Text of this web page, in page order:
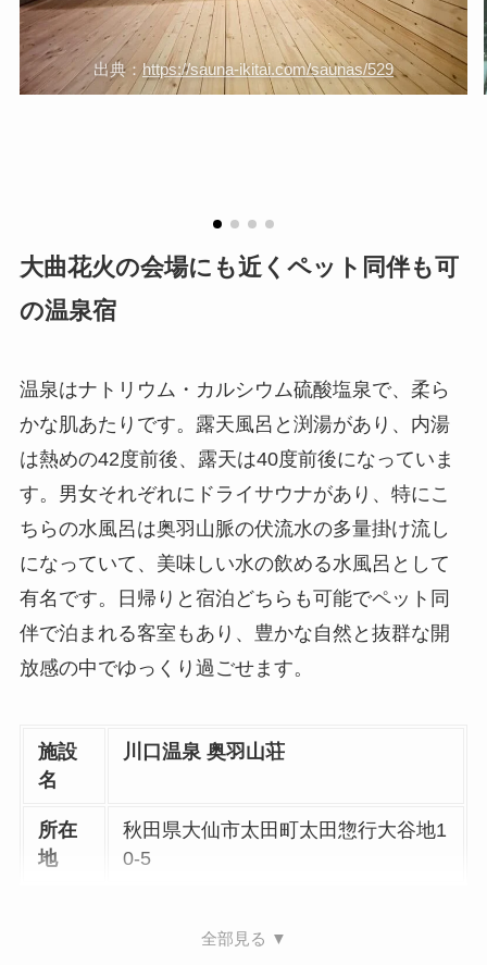
出典：https://sauna-ikitai.com/saunas/529
大曲花火の会場にも近くペット同伴も可
の温泉宿
温泉はナトリウム・カルシウム硫酸塩泉で、柔ら
かな肌あたりです。露天風呂と渕湯があり、内湯
は熱めの42度前後、露天は40度前後になっていま
す。男女それぞれにドライサウナがあり、特にこ
ちらの水風呂は奥羽山脈の伏流水の多量掛け流し
になっていて、美味しい水の飲める水風呂として
有名です。日帰りと宿泊どちらも可能でペット同
伴で泊まれる客室もあり、豊かな自然と抜群な開
放感の中でゆっくり過ごせます。
施設
名
川口温泉 奥羽山荘
所在
地
秋田県大仙市太田町太田惣行大谷地1
0-5
全部見る ▼